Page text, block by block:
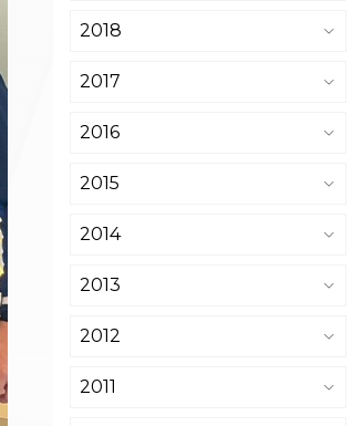
2018
2017
2016
2015
2014
2013
2012
2011